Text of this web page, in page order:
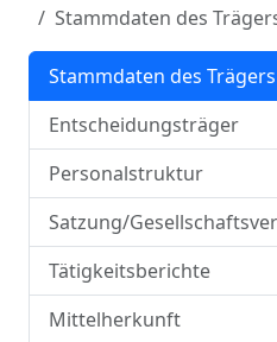
Stammdaten des
Stammdaten des Trägers
Entscheidungsträger
Personalstruktur
Satzung/
Tätigkeitsberichte
Mittelherkunft